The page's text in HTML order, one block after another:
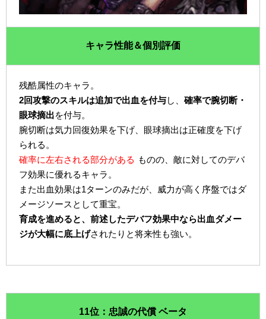
キャラ性能＆個別評価
残酷属性のキャラ。
2回攻撃のスキルは追加で出血を付与し、確率で腕切断・
眼球摘出を付与。
腕切断は気力回復効果を下げ、眼球摘出は正確度を下げ
られる。
確率に左右される部分がある ものの、敵に対してのデバ
フ効果に優れるキャラ。
また出血効果は1ターンのみだが、威力が高く序盤ではダ
メージソースとして重宝。
育成を進めると、前述したデバフ効果中なら出血ダメー
ジが大幅に底上げされたりと将来性も強い。
11位：忠誠の代償 ベータ